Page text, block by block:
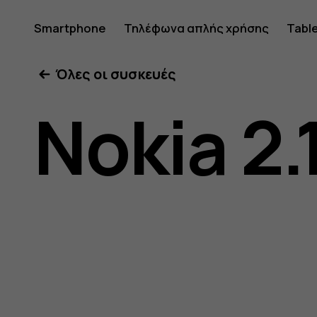
Οδηγίες
χρήσης
Nokia
Smartphone Τηλέφωνα απλής χρήσης
Όλες οι συσκευές
Nokia